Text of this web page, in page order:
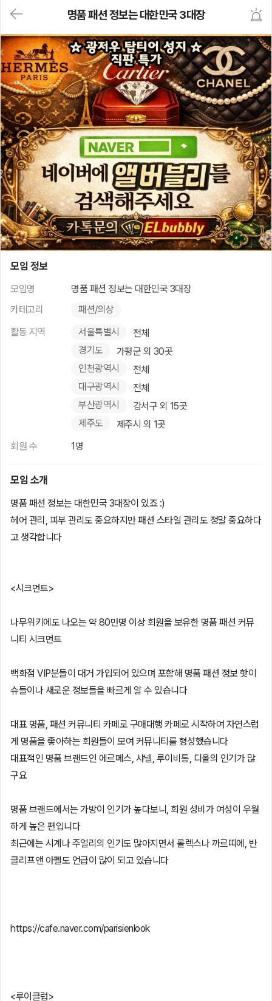
가
기
(메
인,
모
임,
게
시
판,
내
모
임,
M
Y)
본
문
바
로
가
기
명품 패션 정보는 대한민국 3대장
모임 정보
모임명
명품 패션 정보는 대한민국 3대장
카테고리
패션/의상
활동 지역
서울특별시
전체
경기도
가평군 외 30곳
인천광역시
전체
대구광역시
전체
부산광역시
강서구 외 15곳
제주도
제주시 외 1곳
회원 수
1명
모임 소개
명품 패션 정보는 대한민국 3대장이 있죠 :)
헤어 관리, 피부 관리도 중요하지만 패션 스타일 관리도 정말 중요하다
고 생각합니다
<시크먼트>
나무위키에도 나오는 약 80만명 이상 회원을 보유한 명품 패션 커뮤
니티 시크먼트
백화점 VIP분들이 대거 가입되어 있으며 포함해 명품 패션 정보 핫이
슈들이나 새로운 정보들을 빠르게 알 수 있습니다
대표 명품, 패션 커뮤니티 카페로 구매대행 카페로 시작하여 자연스럽
게 명품을 좋아하는 회원들이 모여 커뮤니티를 형성했습니다
대표적인 명품 브랜드인 에르메스, 샤넬, 루이비통, 디올의 인기가 많
구요
명품 브랜드에서는 가방이 인기가 높다보니, 회원 성비가 여성이 우월
하게 높은 편입니다
최근에는 시계나 주얼리의 인기도 많아지면서 롤렉스나 까르띠에, 반
클리프앤 아펠도 언급이 많이 되고 있습니다
https://cafe.naver.com/parisienlook
<루이클럽>